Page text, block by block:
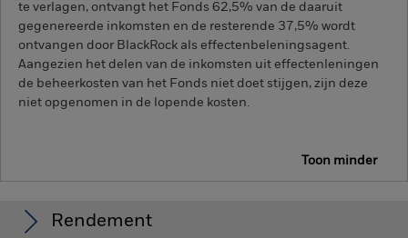
te verlagen, ontvangt het Fonds 62,5% van de daaruit
gegenereerde inkomsten en de resterende 37,5% wordt
ontvangen door BlackRock als effectenbeleningsagent.
Aangezien het delen van de inkomsten uit effectenleningen
de beheerkosten van het Fonds niet doet stijgen, zijn deze
niet opgenomen in de lopende kosten.
Toon minder
Rendement